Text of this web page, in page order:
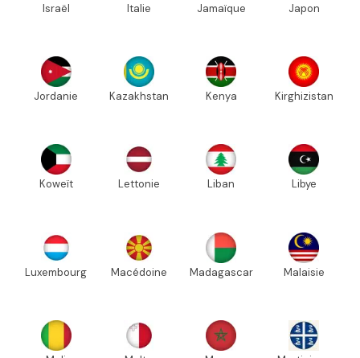
Israël Italie Jamaïque Japon
Jordanie Kazakhstan Kenya Kirghizistan
Koweït Lettonie Liban Libye
Luxembourg Macédoine Madagascar Malaisie